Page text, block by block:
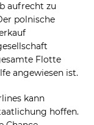
aufrecht zu
polnische
Flotte
angewiesen ist.
kann
hoffen.